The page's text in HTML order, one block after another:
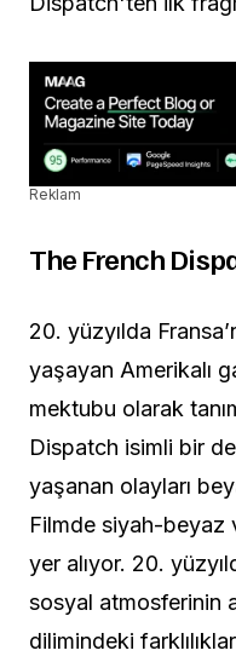
Reklam
The French
20. yüzyılda
yaşayan Amerikalı
mektubu olarak
Dispatch isimli bir
yaşanan olayları
Filmde siyah-beyaz
yer alıyor. 20.
sosyal atmosferinin
dilimindeki